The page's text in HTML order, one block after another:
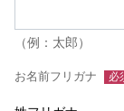
（例：太郎）
お名前フリガナ